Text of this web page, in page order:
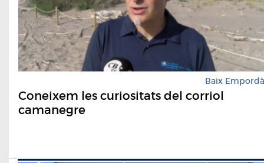
Baix Empordà
Coneixem les curiositats del corriol
camanegre